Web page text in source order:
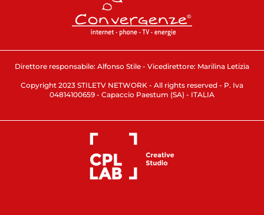
Direttore responsabile: Alfonso Stile - Vicedirettore: Marilina Letizia
Copyright 2023 STILETV NETWORK - All rights reserved - P. Iva
04814100659 - Capaccio Paestum (SA) - ITALIA